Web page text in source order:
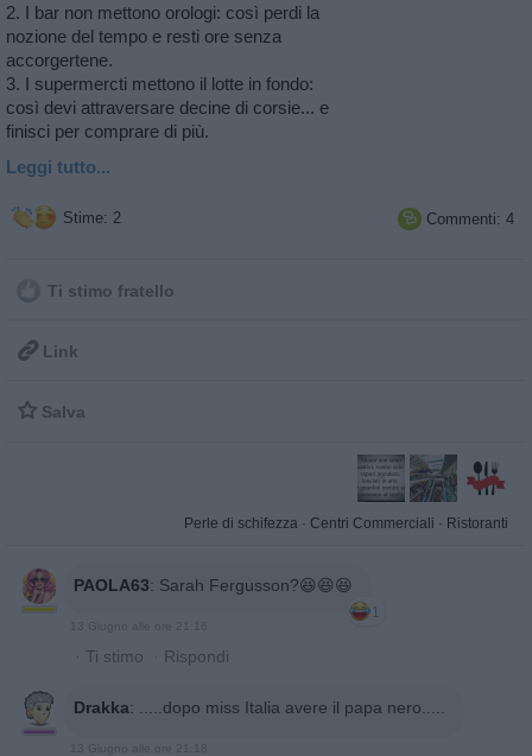
2. I bar non mettono orologi: così perdi la
nozione del tempo e resti ore senza
accorgertene.
3. I supermercti mettono il lotte in fondo:
così devi attraversare decine di corsie... e
finisci per comprare di più.
Leggi tutto...
Stime: 2  Commenti: 4
Ti stimo fratello
 Link
 Salva
Perle di schifezza · Centri Commerciali · Ristoranti
PAOLA63: Sarah Fergusson?😆😆😆
1
13 Giugno alle ore 21:16
· Ti stimo · Rispondi
Drakka: .....dopo miss Italia avere il papa nero.....
13 Giugno alle ore 21:18